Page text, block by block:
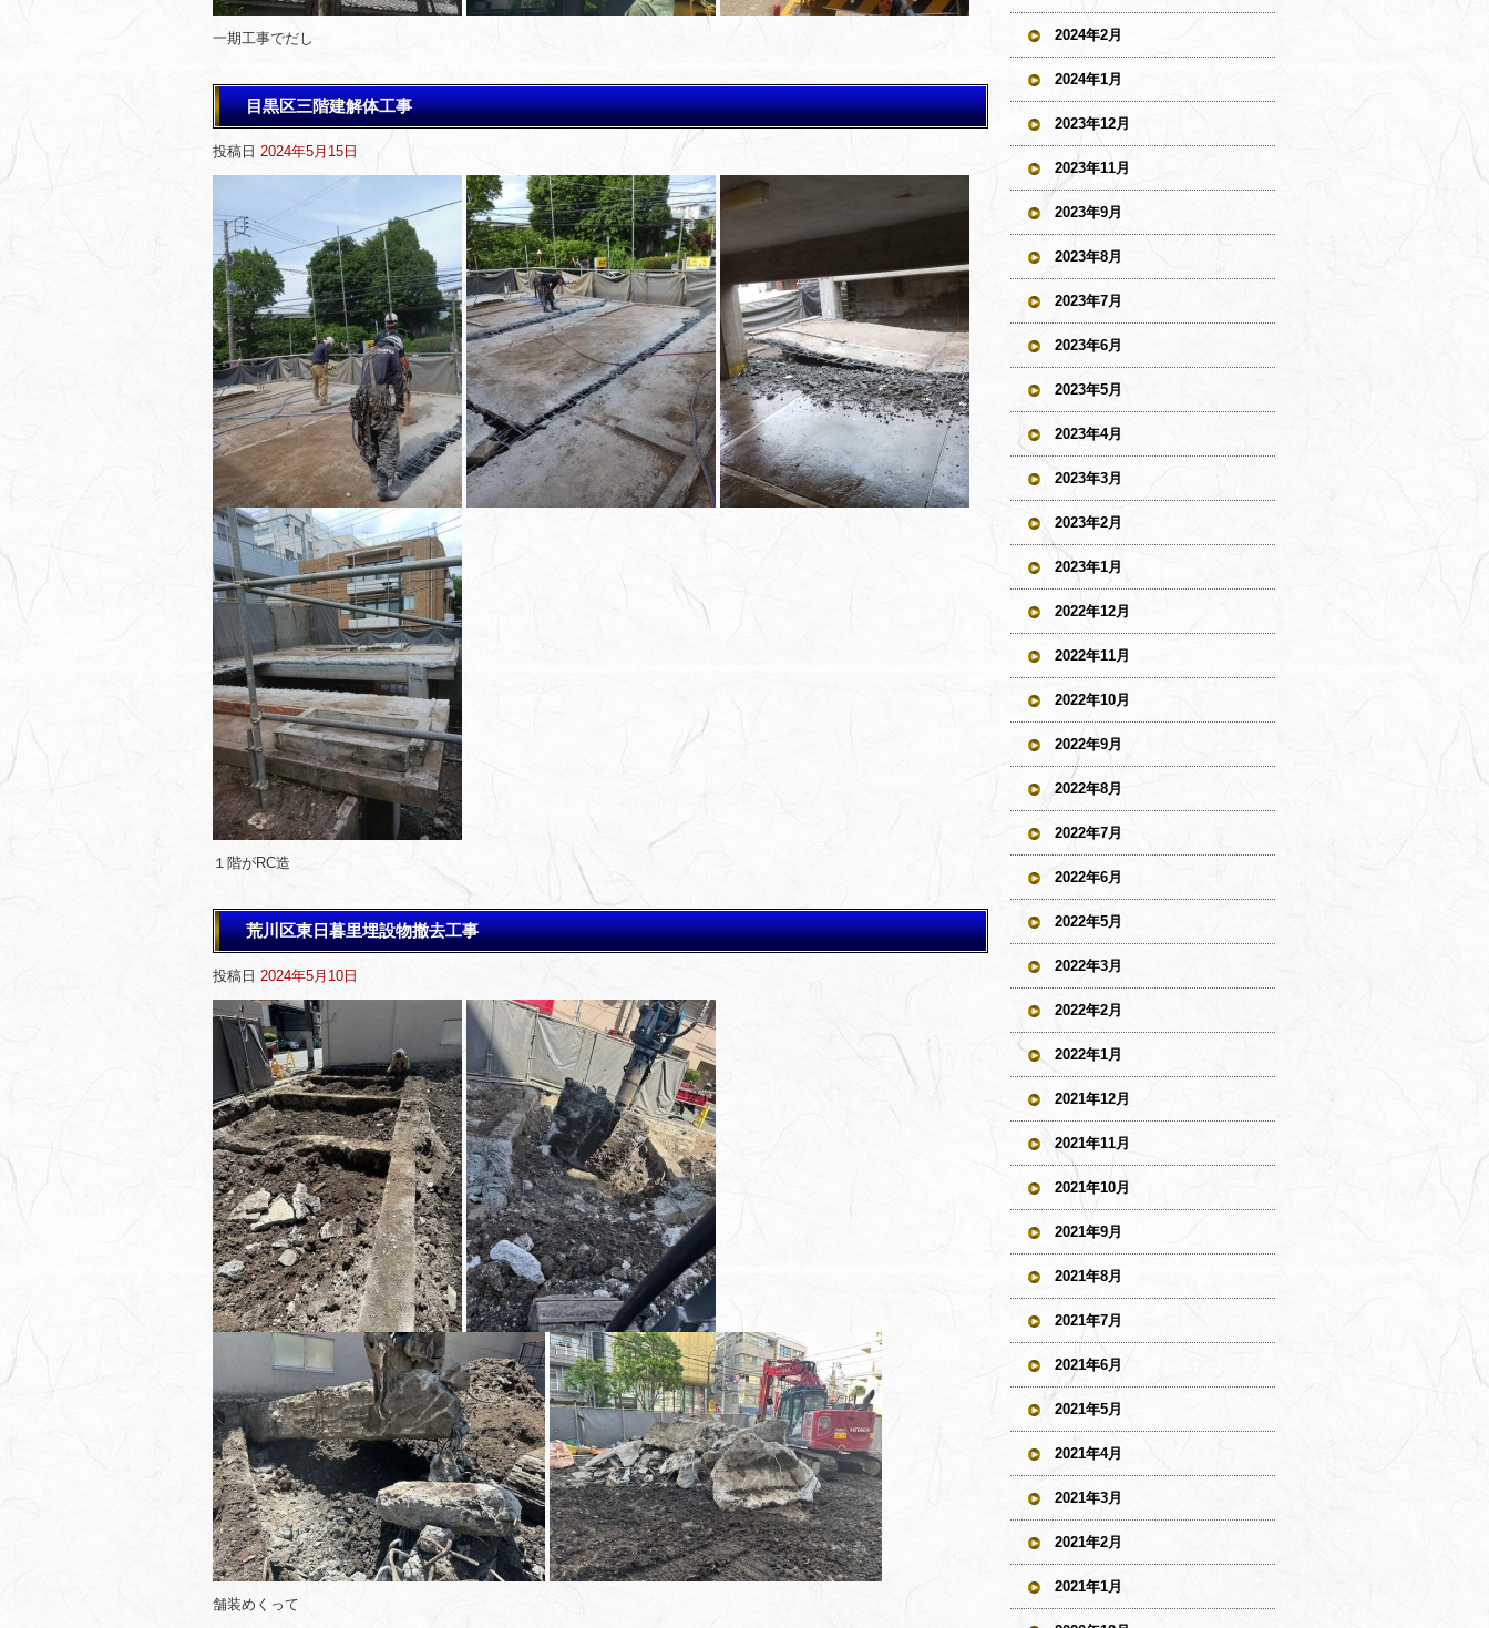
一期工事でだし
目黒区三階建解体工事
投稿日 2024年5月15日
１階がRC造
荒川区東日暮里埋設物撤去工事
投稿日 2024年5月10日
舗装めくって
2024年2月
2024年1月
2023年12月
2023年11月
2023年9月
2023年8月
2023年7月
2023年6月
2023年5月
2023年4月
2023年3月
2023年2月
2023年1月
2022年12月
2022年11月
2022年10月
2022年9月
2022年8月
2022年7月
2022年6月
2022年5月
2022年3月
2022年2月
2022年1月
2021年12月
2021年11月
2021年10月
2021年9月
2021年8月
2021年7月
2021年6月
2021年5月
2021年4月
2021年3月
2021年2月
2021年1月